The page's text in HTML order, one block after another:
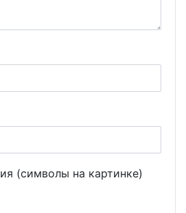
(символы на картинке)